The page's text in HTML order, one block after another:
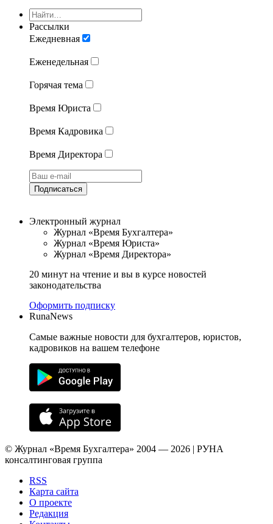
Рассылки
Ежедневная
Еженедельная
Горячая тема
Время Юриста
Время Кадровика
Время Директора
Подписаться
Электронный журнал
Журнал «Время Бухгалтера»
Журнал «Время Юриста»
Журнал «Время Директора»
20 минут на чтение и вы в курсе новостей
законодательства
Оформить подписку
RunaNews
Самые важные новости для бухгалтеров, юристов,
кадровиков на вашем телефоне
© Журнал «Время Бухгалтера» 2004 — 2026 | РУНА
консалтинговая группа
RSS
Карта сайта
О проекте
Редакция